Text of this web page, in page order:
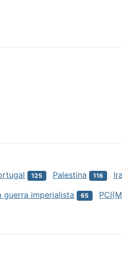
125 Palestina 116
guerra imperialista 65